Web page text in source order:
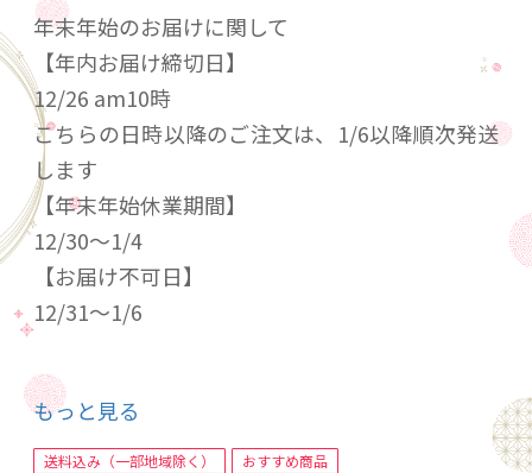
年末年始のお届けに関して
【年内お届け締切日】
12/26 am10時
こちらの日時以降のご注文は、1/6以降順次発送
します
【年末年始休業期間】
12/30〜1/4
【お届け不可日】
12/31〜1/6
２冠受賞達成しました！
日本ギフト大賞ふるさとギフト最高賞受賞・ジ
ャパンフードセレクション2023年10月グランプ
もっと見る
送料込み（一部地域除く） おすすめ商品